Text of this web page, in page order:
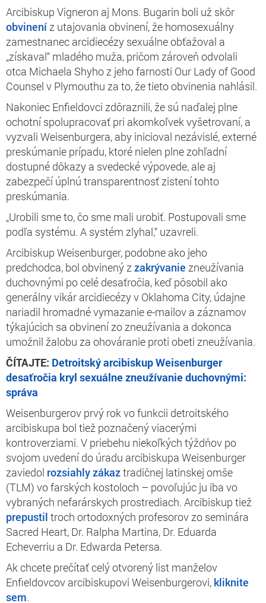
Arcibiskup Vigneron aj Mons. Bugarin boli už skôr
obvineníz utajovania obvinení, že homosexuálny
zamestnanec arcidiecézy sexuálne obťažoval a
„získaval“ mladého muža, pričom zároveň odvolali
otca Michaela Shyho z jeho farnosti Our Lady of Good
Counsel v Plymouthu za to, že tieto obvinenia nahlásil.
Nakoniec Enfieldovci zdôraznili, že sú naďalej plne
ochotní spolupracovať pri akomkoľvek vyšetrovaní, a
vyzvali Weisenburgera, aby inicioval nezávislé, externé
preskúmanie prípadu, ktoré nielen plne zohľadní
dostupné dôkazy a svedecké výpovede, ale aj
zabezpečí úplnú transparentnosť zistení tohto
preskúmania.
„Urobili sme to, čo sme mali urobiť. Postupovali sme
podľa systému. A systém zlyhal,“ uzavreli.
Arcibiskup Weisenburger, podobne ako jeho
predchodca, bol obvinený zzakrývanie zneužívania
duchovnými po celé desaťročia, keď pôsobil ako
generálny vikár arcidiecézy v Oklahoma City, údajne
nariadil hromadné vymazanie e-mailov a záznamov
týkajúcich sa obvinení zo zneužívania a dokonca
umožnil žalobu za ohováranie proti obeti zneužívania.
ČÍTAJTE: Detroitský arcibiskup Weisenburger
desaťročia kryl sexuálne zneužívanie duchovnými:
správa
Weisenburgerov prvý rok vo funkcii detroitského
arcibiskupa bol tiež poznačený viacerými
kontroverziami. V priebehu niekoľkých týždňov po
svojom uvedení do úradu arcibiskupa Weisenburger
zaviedol rozsiahly zákaztradičnej latinskej omše
(TLM) vo farských kostoloch – povoľujúc ju iba vo
vybraných nefarárskych prostrediach. Arcibiskup tiež
prepustil troch ortodoxných profesorov zo seminára
Sacred Heart, Dr. Ralpha Martina, Dr. Eduarda
Echeverriu a Dr. Edwarda Petersa.
Ak chcete prečítať celý otvorený list manželov
Enfieldovcov arcibiskupovi Weisenburgerovi, kliknite
sem.